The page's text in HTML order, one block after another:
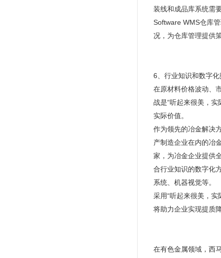
装线和成品库系统需
Software WMS仓库
况，为仓库管理提供
6、行业知识和数字
在原材料价格波动、
战是“听起来很美，
实际价值。
作为领先的冶金解决
产制造企业在内的冶
家，为冶金企业提供
合行业知识的数字化
系统、机器视觉等。
采用“听起来很美，
将助力企业实现提质
在有色金属领域，西